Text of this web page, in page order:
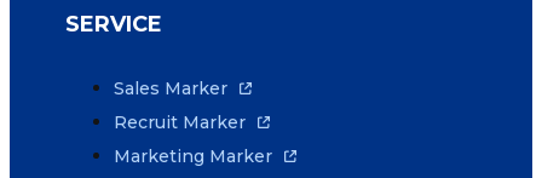
SERVICE
Sales Marker
Recruit Marker
Marketing Marker